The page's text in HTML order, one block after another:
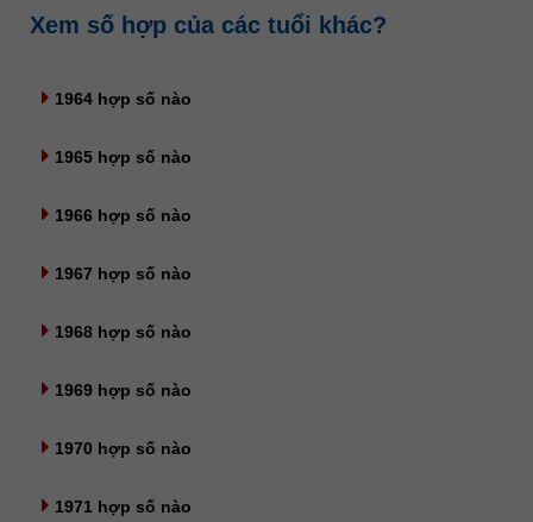
Xem số hợp của các tuổi khác?
1964 hợp số nào
1965 hợp số nào
1966 hợp số nào
1967 hợp số nào
1968 hợp số nào
1969 hợp số nào
1970 hợp số nào
1971 hợp số nào